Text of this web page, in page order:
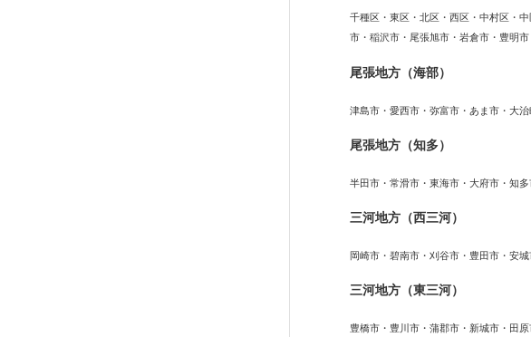
千種区・東区・北区・西区・中村区・
市・稲沢市・尾張旭市・岩倉市・豊明
尾張地方（海部）
津島市・愛西市・弥富市・あま市・大
尾張地方（知多）
半田市・常滑市・東海市・大府市・知
三河地方（西三河）
岡崎市・碧南市・刈谷市・豊田市・安
三河地方（東三河）
豊橋市・豊川市・蒲郡市・新城市・田